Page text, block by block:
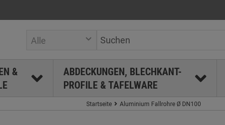
Alle
&
ABDECKUNGEN, BLECHKANT-
PROFILE & TAFELWARE
Startseite Aluminium Fallrohre Ø DN100